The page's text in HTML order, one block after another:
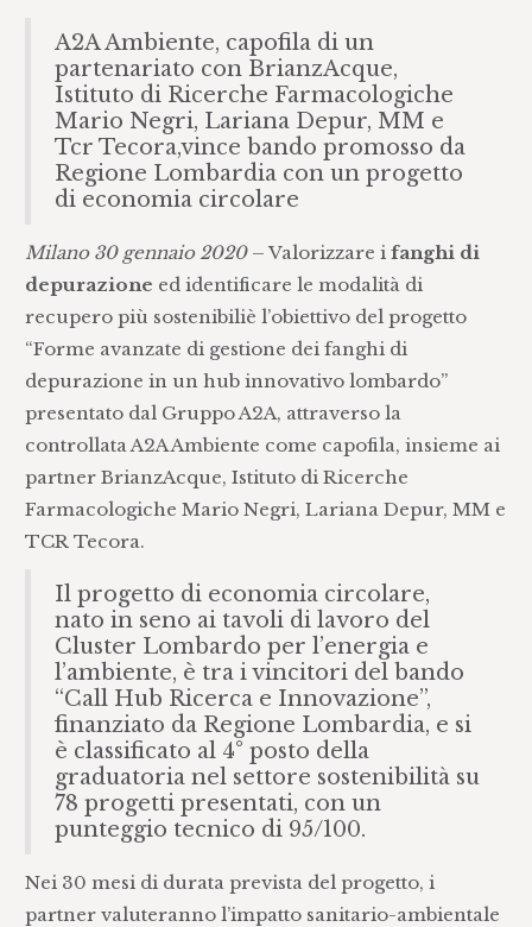
A2A Ambiente, capofila di un
partenariato con BrianzAcque,
Istituto di Ricerche Farmacologiche
Mario Negri, Lariana Depur, MM e
Tcr Tecora,vince bando promosso da
Regione Lombardia con un progetto
di economia circolare
Milano 30 gennaio 2020– Valorizzare ifanghi di
depurazione ed identificare le modalità di
recupero più sostenibiliè l’obiettivo del progetto
“Forme avanzate di gestione dei fanghi di
depurazione in un hub innovativo lombardo”
presentato dal Gruppo A2A, attraverso la
controllata A2A Ambiente come capofila, insieme ai
partner BrianzAcque, Istituto di Ricerche
Farmacologiche Mario Negri, Lariana Depur, MM e
TCR Tecora.
Il progetto di economia circolare,
nato in seno ai tavoli di lavoro del
Cluster Lombardo per l’energia e
l’ambiente, è tra i vincitori del bando
“Call Hub Ricerca e Innovazione”,
finanziato da Regione Lombardia, e si
è classificato al 4° posto della
graduatoria nel settore sostenibilità su
78 progetti presentati, con un
punteggio tecnico di 95/100.
Nei 30 mesi di durata prevista del progetto, i
partner valuteranno l’impatto sanitario-ambientale